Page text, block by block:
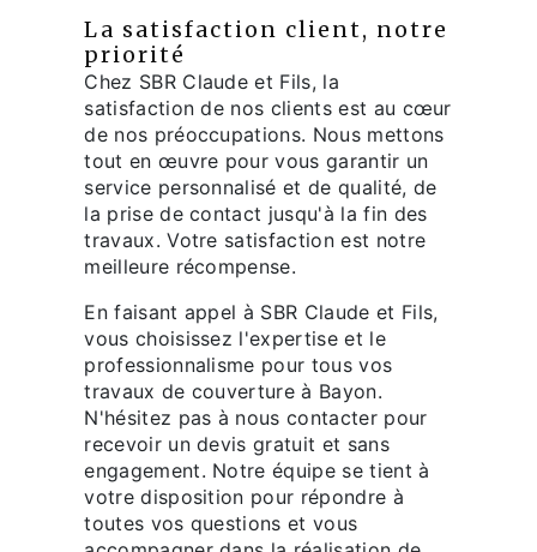
La satisfaction client, notre
priorité
Chez SBR Claude et Fils, la
satisfaction de nos clients est au cœur
de nos préoccupations. Nous mettons
tout en œuvre pour vous garantir un
service personnalisé et de qualité, de
la prise de contact jusqu'à la fin des
travaux. Votre satisfaction est notre
meilleure récompense.
En faisant appel à SBR Claude et Fils,
vous choisissez l'expertise et le
professionnalisme pour tous vos
travaux de couverture à Bayon.
N'hésitez pas à nous contacter pour
recevoir un devis gratuit et sans
engagement. Notre équipe se tient à
votre disposition pour répondre à
toutes vos questions et vous